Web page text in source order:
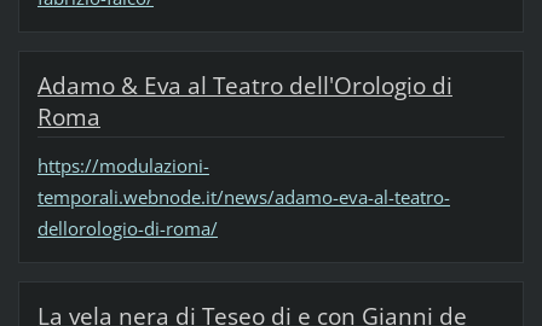
Adamo & Eva al Teatro dell'Orologio di
Roma
https://modulazioni-
temporali.webnode.it/news/adamo-eva-al-teatro-
dellorologio-di-roma/
La vela nera di Teseo di e con Gianni de